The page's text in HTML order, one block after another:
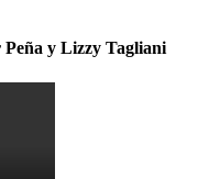
y Lizzy Tagliani